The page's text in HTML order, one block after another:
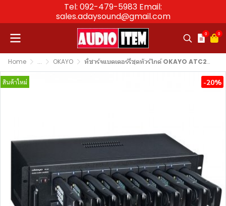
Tel: 092-479-5983 Email:
sales.adaysound@gmail.com
0 0
Home ... OKAYO ที่ชาร์จแบตเตอร์รี่ชุดทัวร์ไกด์ OKAYO ATC220 20-slot Audio Guide Charger
สินค้าใหม่ -20%